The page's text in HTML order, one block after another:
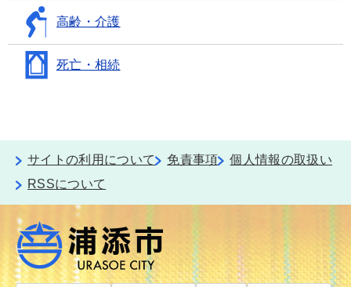
高齢・介護
死亡・相続
サイトの利用について 免責事項
個人情報の取扱い
RSSについて